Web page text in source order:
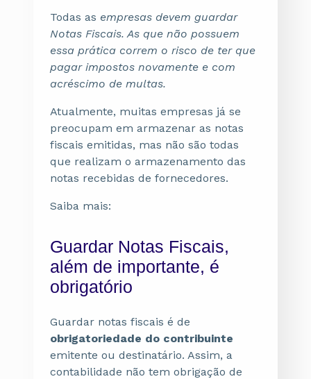
Todas as empresas devem guardar
Notas Fiscais. As que não possuem
essa prática correm o risco de ter que
pagar impostos novamente e com
acréscimo de multas.
Atualmente, muitas empresas já se
preocupam em armazenar as notas
fiscais emitidas, mas não são todas
que realizam o armazenamento das
notas recebidas de fornecedores.
Saiba mais:
Guardar Notas Fiscais,
além de importante, é
obrigatório
Guardar notas fiscais é de
obrigatoriedade do contribuinte
emitente ou destinatário. Assim, a
contabilidade não tem obrigação de